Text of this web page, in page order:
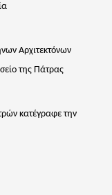
Αρχιτεκτόνων
της Πάτρας
κατέγραφε την